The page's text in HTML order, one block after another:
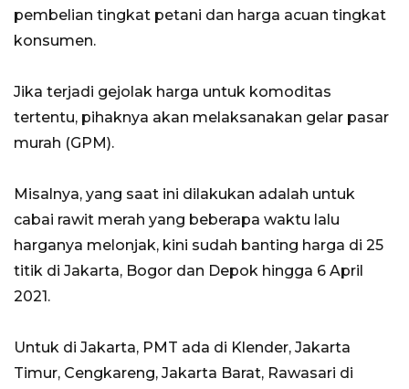
pembelian tingkat petani dan harga acuan tingkat
konsumen.
Jika terjadi gejolak harga untuk komoditas
tertentu, pihaknya akan melaksanakan gelar pasar
murah (GPM).
Misalnya, yang saat ini dilakukan adalah untuk
cabai rawit merah yang beberapa waktu lalu
harganya melonjak, kini sudah banting harga di 25
titik di Jakarta, Bogor dan Depok hingga 6 April
2021.
Untuk di Jakarta, PMT ada di Klender, Jakarta
Timur, Cengkareng, Jakarta Barat, Rawasari di